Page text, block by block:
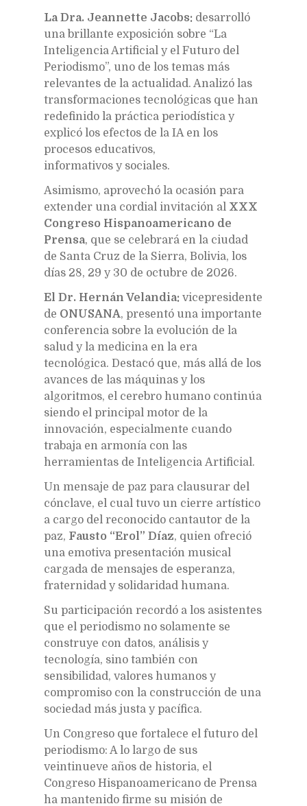
La Dra. Jeannette Jacobs: desarrolló
una brillante exposición sobre “La
Inteligencia Artificial y el Futuro del
Periodismo”, uno de los temas más
relevantes de la actualidad. Analizó las
transformaciones tecnológicas que han
redefinido la práctica periodística y
explicó los efectos de la IA en los
procesos educativos,
informativos y sociales.
Asimismo, aprovechó la ocasión para
extender una cordial invitación al XXX
Congreso Hispanoamericano de
Prensa, que se celebrará en la ciudad
de Santa Cruz de la Sierra, Bolivia, los
días 28, 29 y 30 de octubre de 2026.
El Dr. Hernán Velandia: vicepresidente
de ONUSANA, presentó una importante
conferencia sobre la evolución de la
salud y la medicina en la era
tecnológica. Destacó que, más allá de los
avances de las máquinas y los
algoritmos, el cerebro humano continúa
siendo el principal motor de la
innovación, especialmente cuando
trabaja en armonía con las
herramientas de Inteligencia Artificial.
Un mensaje de paz para clausurar del
cónclave, el cual tuvo un cierre artístico
a cargo del reconocido cantautor de la
paz, Fausto “Erol” Díaz, quien ofreció
una emotiva presentación musical
cargada de mensajes de esperanza,
fraternidad y solidaridad humana.
Su participación recordó a los asistentes
que el periodismo no solamente se
construye con datos, análisis y
tecnología, sino también con
sensibilidad, valores humanos y
compromiso con la construcción de una
sociedad más justa y pacífica.
Un Congreso que fortalece el futuro del
periodismo: A lo largo de sus
veintinueve años de historia, el
Congreso Hispanoamericano de Prensa
ha mantenido firme su misión de